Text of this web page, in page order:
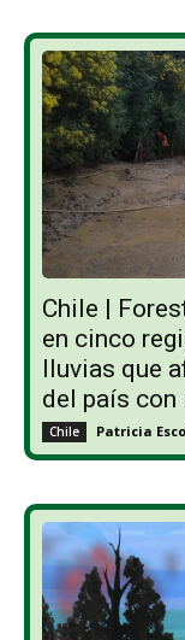
Chile |
en cinco
lluvias que
del país con
Chile Patricia